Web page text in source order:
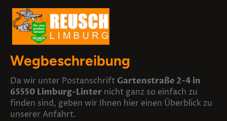
Wegbeschreibung
Da wir unter Postanschrift Gartenstraße 2-4 in
65550 Limburg-Linter nicht ganz so einfach zu
finden sind, geben wir Ihnen hier einen Überblick zu
unserer Anfahrt.